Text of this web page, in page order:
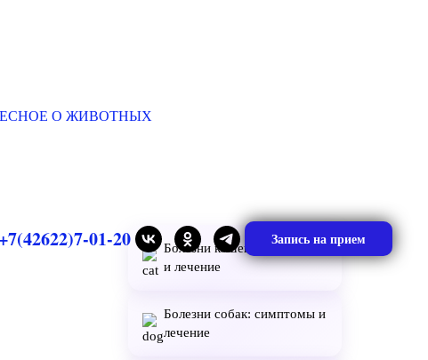
01-20 Запись на прием
О ЖИВОТНЫХ
Болезни кошек: симптомы
и лечение
Болезни собак: симптомы и
лечение